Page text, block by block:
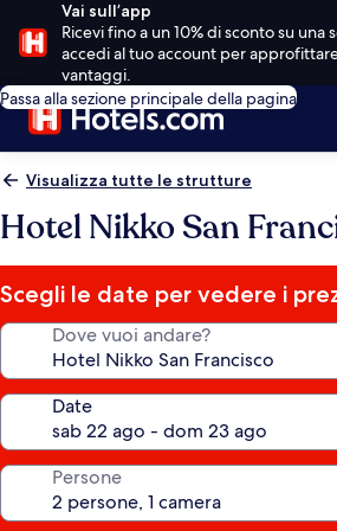
Vai sull’app
Ricevi fino a un 10% di sconto su una
accedi al tuo account per
vantaggi.
Passa alla sezione principale della pagina
Visualizza tutte le strutture
Hotel Nikko San
Scegli le date per vedere i
Dove vuoi andare?
Date
Persone